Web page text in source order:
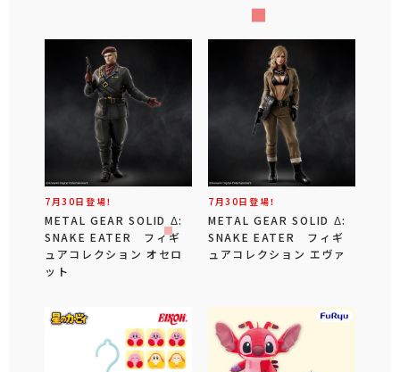
7月30日登場！
METAL GEAR SOLID Δ:
SNAKE EATER フィギ
ュアコレクション オセロ
ット
7月30日登場！
METAL GEAR SOLID Δ:
SNAKE EATER フィギ
ュアコレクション エヴァ